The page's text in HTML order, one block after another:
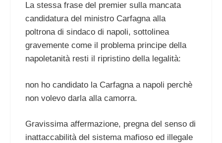
La stessa frase del premier sulla mancata
candidatura del ministro Carfagna alla
poltrona di sindaco di napoli, sottolinea
gravemente come il problema principe della
napoletanità resti il ripristino della legalità:
non ho candidato la Carfagna a napoli perchè
non volevo darla alla camorra.
Gravissima affermazione, pregna del senso di
inattaccabilità del sistema mafioso ed illegale